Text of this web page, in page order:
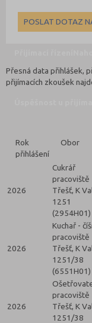
POSLAT DOTAZ
Přesná data přihlášek,
přijímacích zkoušek
Rok
přihlášení
Obor
2026
Cukrář
pracoviště
Třešť, K
1251
(2954H01)
2026
Kuchař -
pracoviště
Třešť, K
1251/38
(6551H01)
2026
pracoviště
Třešť, K
1251/38